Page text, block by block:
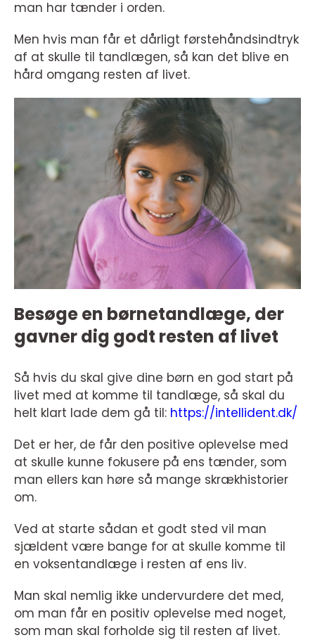
man har tænder i orden.
Men hvis man får et dårligt førstehåndsindtryk
af at skulle til tandlægen, så kan det blive en
hård omgang resten af livet.
Besøge en børnetandlæge, der
gavner dig godt resten af livet
Så hvis du skal give dine børn en god start på
livet med at komme til tandlæge, så skal du
helt klart lade dem gå til: https://intellident.dk/
Det er her, de får den positive oplevelse med
at skulle kunne fokusere på ens tænder, som
man ellers kan høre så mange skrækhistorier
om.
Ved at starte sådan et godt sted vil man
sjældent være bange for at skulle komme til
en voksentandlæge i resten af ens liv.
Man skal nemlig ikke undervurdere det med,
om man får en positiv oplevelse med noget,
som man skal forholde sig til resten af livet.